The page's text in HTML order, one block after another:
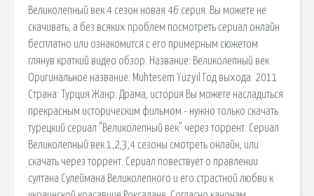
Великолепный век 4 сезон новая 46 серия. Вы можете не
скачивать, а без всяких проблем посмотреть сериал онлайн
бесплатно или ознакомится с его примерным сюжетом
глянув краткий видео обзор. Название: Великолепный век
Оригинальное название: Muhtesem Yüzyil Год выхода: 2011
Страна: Турция Жанр: Драма, история Вы можете насладиться
прекрасным историческим фильмом - нужно только скачать
турецкий сериал "Великолепный век" через торрент. Сериал
Великолепный век 1,2,3,4 сезоны смотреть онлайн, или
скачать через торрент. Сериал повествует о правлении
султана Сулеймана Великолепного и его страстной любви к